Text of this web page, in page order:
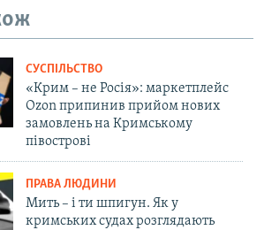
СУСПІЛЬСТВО
«Крим – не Росія»: маркетплейс
Ozon припинив прийом нових
замовлень на Кримському
півострові
ПРАВА ЛЮДИНИ
Мить – і ти шпигун. Як у
кримських судах розглядають